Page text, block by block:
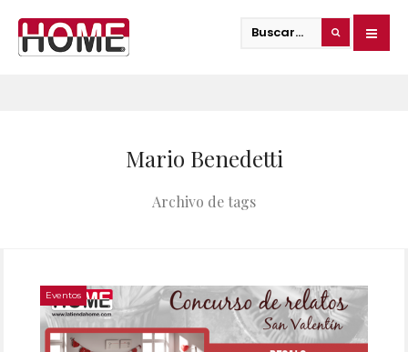
Mario Benedetti
Archivo de tags
Eventos